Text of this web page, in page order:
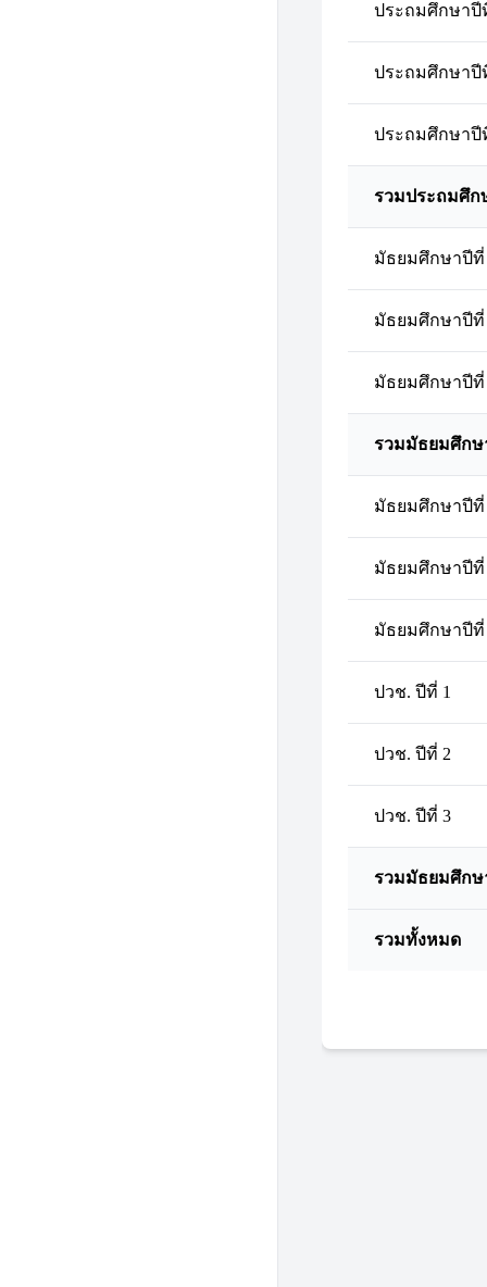
ประถมศึกษาปี
ประถมศึกษาปี
ประถมศึกษาปี
รวมประถมศึก
มัธยมศึกษาปีที่
มัธยมศึกษาปีที่
มัธยมศึกษาปีที่
รวมมัธยมศึก
มัธยมศึกษาปีที่
มัธยมศึกษาปีที่
มัธยมศึกษาปีที่
ปวช. ปีที่ 1
ปวช. ปีที่ 2
ปวช. ปีที่ 3
รวมมัธยมศึกษ
รวมทั้งหมด